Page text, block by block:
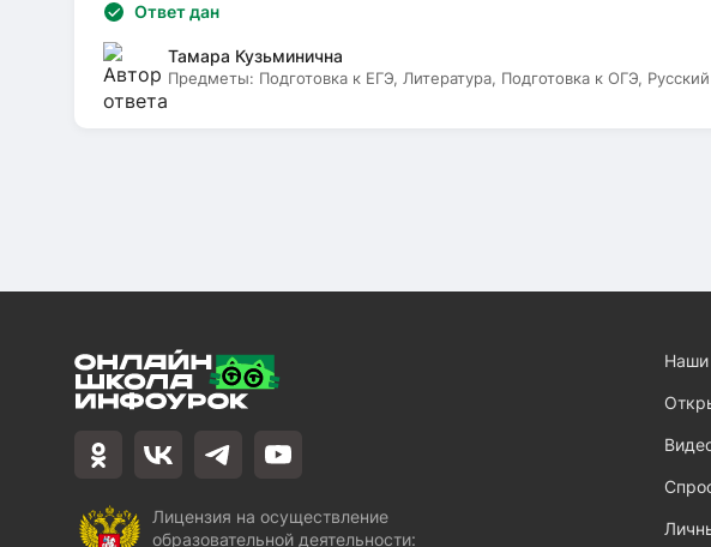
Ответ дан
Тамара Кузьминична
Предметы: Подготовка к ЕГЭ, Литература, Подготовка к ОГЭ,
Лицензия на осуществление
образовательной деятельности:
Наши